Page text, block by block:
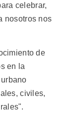
celebrar,
nosotros nos
de
en la
civiles,